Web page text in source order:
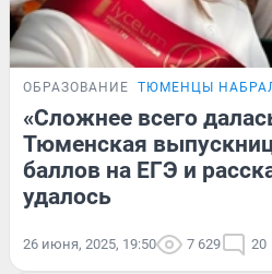
ОБРАЗОВАНИЕ ТЮМЕНЦЫ
«Сложнее всего
Тюменская
баллов на ЕГЭ и
удалось
26 июня, 2025, 19:50 7 629 20